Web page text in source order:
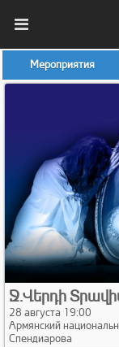
Мероприятия
Ջ.Վերդի
28 августа 19:00
Армянский
Спендиарова